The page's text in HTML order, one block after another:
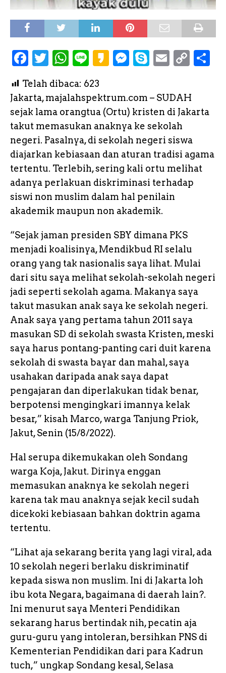
F
c
e
b
o
o
k
T
it
te
r
W
a
ts
A
p
p
L
n
e
K
a
o
M
s
e
n
g
e
r
S
y
p
e
E
a
il
C
p
y
i
n
k
Telah dibaca: 623
Jakarta, majalahspektrum.com – SUDAH
sejak lama orangtua (Ortu) kristen di Jakarta
takut memasukan anaknya ke sekolah
negeri. Pasalnya, di sekolah negeri siswa
diajarkan kebiasaan dan aturan tradisi agama
tertentu. Terlebih, sering kali ortu melihat
adanya perlakuan diskriminasi terhadap
siswi non muslim dalam hal penilain
akademik maupun non akademik.
“Sejak jaman presiden SBY dimana PKS
menjadi koalisinya, Mendikbud RI selalu
orang yang tak nasionalis saya lihat. Mulai
dari situ saya melihat sekolah-sekolah negeri
jadi seperti sekolah agama. Makanya saya
takut masukan anak saya ke sekolah negeri.
Anak saya yang pertama tahun 2011 saya
masukan SD di sekolah swasta Kristen, meski
saya harus pontang-panting cari duit karena
sekolah di swasta bayar dan mahal, saya
usahakan daripada anak saya dapat
pengajaran dan diperlakukan tidak benar,
berpotensi mengingkari imannya kelak
besar,” kisah Marco, warga Tanjung Priok,
Jakut, Senin (15/8/2022).
Hal serupa dikemukakan oleh Sondang
warga Koja, Jakut. Dirinya enggan
memasukan anaknya ke sekolah negeri
karena tak mau anaknya sejak kecil sudah
dicekoki kebiasaan bahkan doktrin agama
tertentu.
“Lihat aja sekarang berita yang lagi viral, ada
10 sekolah negeri berlaku diskriminatif
kepada siswa non muslim. Ini di Jakarta loh
ibu kota Negara, bagaimana di daerah lain?.
Ini menurut saya Menteri Pendidikan
sekarang harus bertindak nih, pecatin aja
guru-guru yang intoleran, bersihkan PNS di
Kementerian Pendidikan dari para Kadrun
tuch,” ungkap Sondang kesal, Selasa